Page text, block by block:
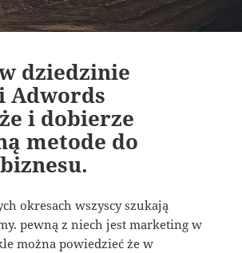
dziedzinie
Adwords
i dobierze
metode do
okresach wszyscy szukają
pewną z niech jest marketing w
można powiedzieć że w